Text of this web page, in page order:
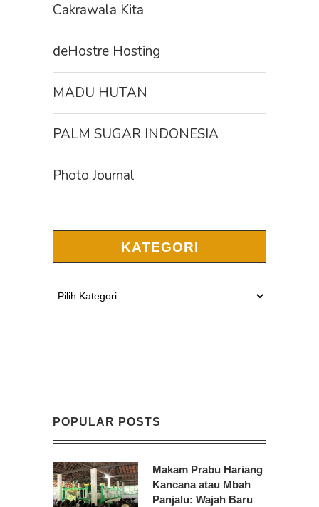
Cakrawala Kita
deHostre Hosting
MADU HUTAN
PALM SUGAR INDONESIA
Photo Journal
KATEGORI
POPULAR POSTS
Makam Prabu Hariang
Kancana atau Mbah
Panjalu: Wajah Baru